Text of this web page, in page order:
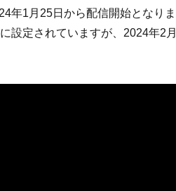
年1月25日から配信開始となりま
設定されていますが、2024年2